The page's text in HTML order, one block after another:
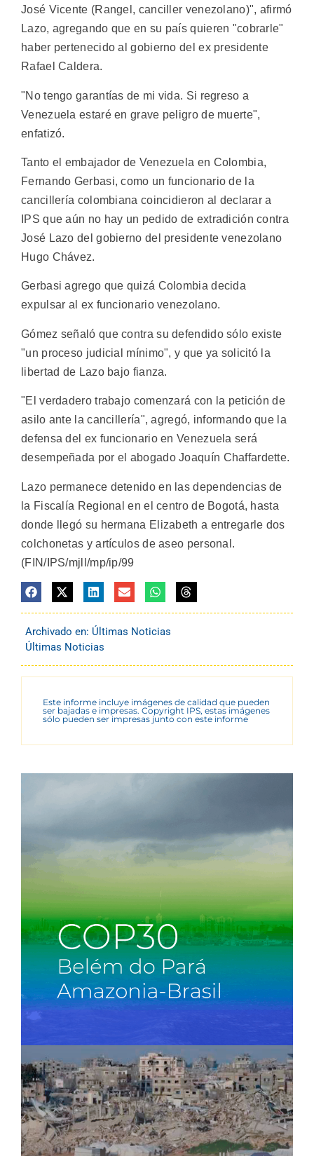
José Vicente (Rangel, canciller venezolano)", afirmó
Lazo, agregando que en su país quieren "cobrarle"
haber pertenecido al gobierno del ex presidente
Rafael Caldera.
"No tengo garantías de mi vida. Si regreso a
Venezuela estaré en grave peligro de muerte",
enfatizó.
Tanto el embajador de Venezuela en Colombia,
Fernando Gerbasi, como un funcionario de la
cancillería colombiana coincidieron al declarar a
IPS que aún no hay un pedido de extradición contra
José Lazo del gobierno del presidente venezolano
Hugo Chávez.
Gerbasi agrego que quizá Colombia decida
expulsar al ex funcionario venezolano.
Gómez señaló que contra su defendido sólo existe
"un proceso judicial mínimo", y que ya solicitó la
libertad de Lazo bajo fianza.
"El verdadero trabajo comenzará con la petición de
asilo ante la cancillería", agregó, informando que la
defensa del ex funcionario en Venezuela será
desempeñada por el abogado Joaquín Chaffardette.
Lazo permanece detenido en las dependencias de
la Fiscalía Regional en el centro de Bogotá, hasta
donde llegó su hermana Elizabeth a entregarle dos
colchonetas y artículos de aseo personal.
(FIN/IPS/mjll/mp/ip/99
Archivado en: Últimas Noticias
Últimas Noticias
Este informe incluye imágenes de calidad que pueden
ser bajadas e impresas. Copyright IPS, estas imágenes
sólo pueden ser impresas junto con este informe